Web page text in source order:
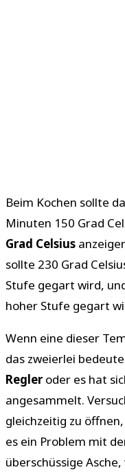
Beim Kochen sollte
Minuten 150 Grad
Grad Celsius
sollte 230 Grad
Stufe gegart wird,
hoher Stufe gegart
Wenn eine dieser
das zweierlei
Regleroder es hat
angesammelt.
gleichzeitig zu
es ein Problem mit
überschüssige